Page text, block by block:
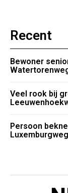
Recent
Bewoner
Veel rook bij
Persoon